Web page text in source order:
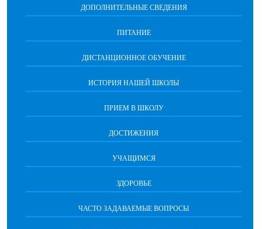
ДОПОЛНИТЕЛЬНЫЕ СВЕДЕНИЯ
ПИТАНИЕ
ДИСТАНЦИОННОЕ ОБУЧЕНИЕ
ИСТОРИЯ НАШЕЙ ШКОЛЫ
ПРИЕМ В ШКОЛУ
ДОСТИЖЕНИЯ
УЧАЩИМСЯ
ЗДОРОВЬЕ
ЧАСТО ЗАДАВАЕМЫЕ ВОПРОСЫ